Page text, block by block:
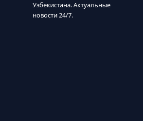
Узбекистана. Актуальные
новости 24/7.